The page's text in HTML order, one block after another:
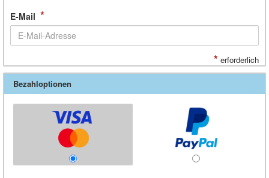
E-Mail *
* erforderlich
Bezahloptionen